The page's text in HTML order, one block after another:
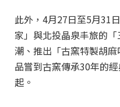
此外，4月27日至5月31
家」與北投晶泉丰旅的
潮、推出「古窯特製胡
品嘗到古窯傳承30年的
起。